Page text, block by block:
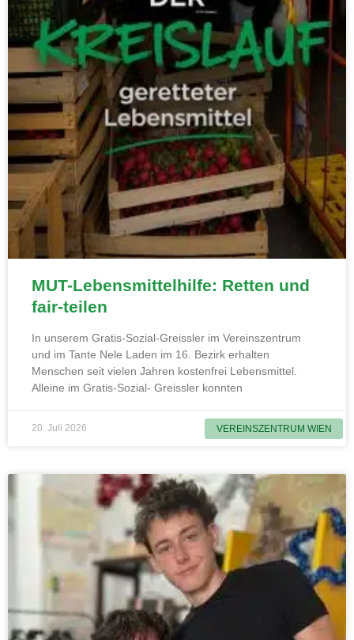
VEREINSZENTRUM WIEN
MUT-Lebensmittelhilfe: Retten und
fair-teilen
In unserem Gratis-Sozial-Greissler im Vereinszentrum
und im Tante Nele Laden im 16. Bezirk erhalten
Menschen seit vielen Jahren kostenfrei Lebensmittel.
Alleine im Gratis-Sozial- Greissler konnten
20. Juli 2026